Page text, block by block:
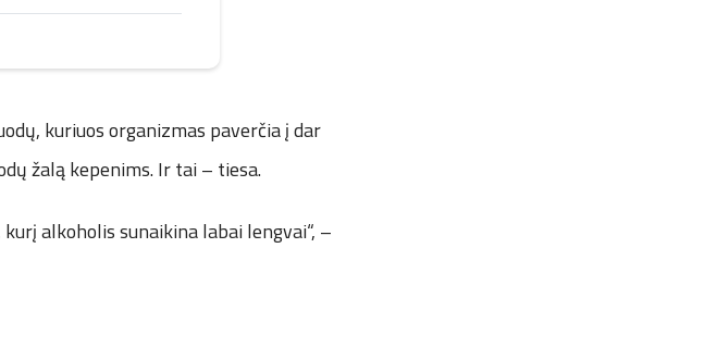
kuriuos organizmas paverčia į dar
žalą kepenims. Ir tai – tiesa.
alkoholis sunaikina labai lengvai“, –